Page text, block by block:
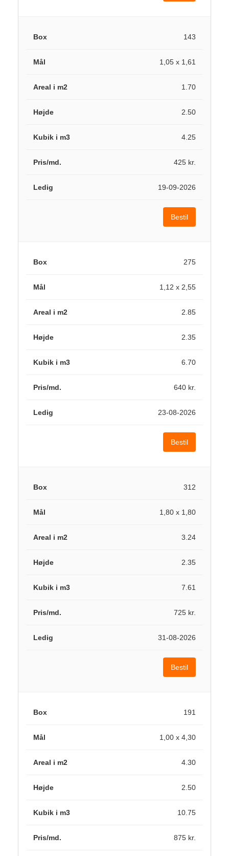
143
1,05 x 1,61
1.70
2.50
4.25
425 kr.
19-09-2026
Bestil
275
1,12 x 2,55
2.85
2.35
6.70
640 kr.
23-08-2026
Bestil
312
1,80 x 1,80
3.24
2.35
7.61
725 kr.
31-08-2026
Bestil
191
1,00 x 4,30
4.30
2.50
10.75
875 kr.